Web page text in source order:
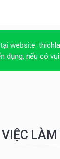
website:
dụng, nếu có
VIỆC LÀM